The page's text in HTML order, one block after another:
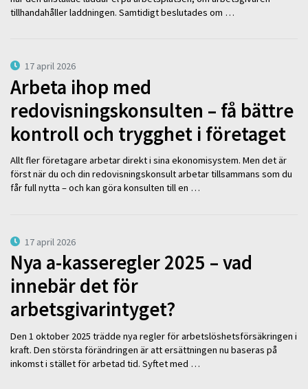
tillhandahåller laddningen. Samtidigt beslutades om …
17 april 2026
Arbeta ihop med
redovisningskonsulten – få bättre
kontroll och trygghet i företaget
Allt fler företagare arbetar direkt i sina ekonomisystem. Men det är
först när du och din redovisningskonsult arbetar tillsammans som du
får full nytta – och kan göra konsulten till en …
17 april 2026
Nya a-kasseregler 2025 – vad
innebär det för
arbetsgivarintyget?
Den 1 oktober 2025 trädde nya regler för arbetslöshetsförsäkringen i
kraft. Den största förändringen är att ersättningen nu baseras på
inkomst i stället för arbetad tid. Syftet med …